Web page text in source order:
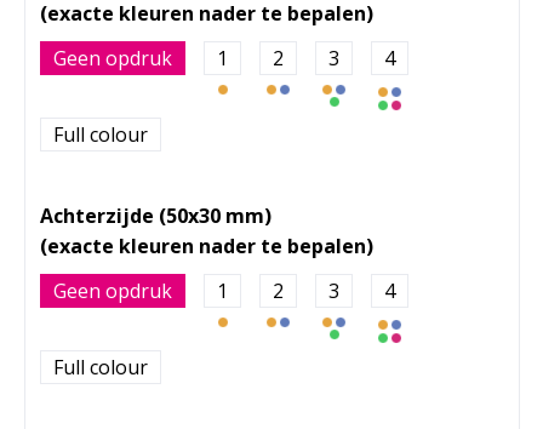
Geen opdruk 1 2 3 4
Full colour
Achterzijde (50x30 mm)
Geen opdruk 1 2 3 4
Full colour